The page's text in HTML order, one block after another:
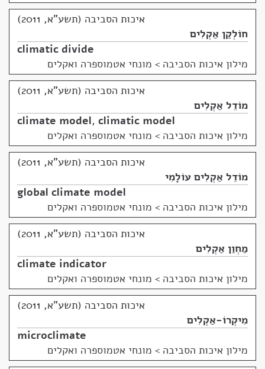
איכות הסביבה (תשע"א, 2011)
חוֹלְקַן אַקְלִים
climatic divide
מילון איכות הסביבה > מונחי אטמוספרה ואקלים
איכות הסביבה (תשע"א, 2011)
מוֹדֵל אַקְלִים
climate model, climatic model
מילון איכות הסביבה > מונחי אטמוספרה ואקלים
איכות הסביבה (תשע"א, 2011)
מוֹדֵל אַקְלִים עוֹלָמִי
global climate model
מילון איכות הסביבה > מונחי אטמוספרה ואקלים
איכות הסביבה (תשע"א, 2011)
מַחְוַן אַקְלִים
climate indicator
מילון איכות הסביבה > מונחי אטמוספרה ואקלים
איכות הסביבה (תשע"א, 2011)
מִיקְרוֹ-אַקְלִים
microclimate
מילון איכות הסביבה > מונחי אטמוספרה ואקלים